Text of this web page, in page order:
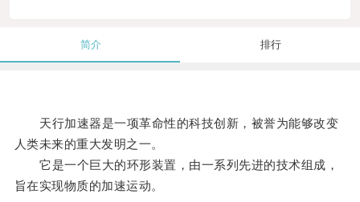
简介 排行
天行加速器是一项革命性的科技创新，被誉为能够改变
人类未来的重大发明之一。
它是一个巨大的环形装置，由一系列先进的技术组成，
旨在实现物质的加速运动。